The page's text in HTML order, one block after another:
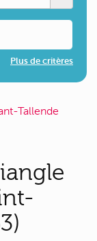
Plus de critères
Tallende